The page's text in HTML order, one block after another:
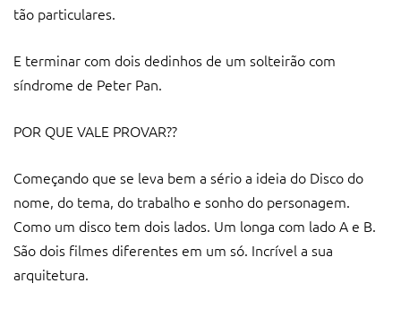
tão particulares.
E terminar com dois dedinhos de um solteirão com
síndrome de Peter Pan.
POR QUE VALE PROVAR??
Começando que se leva bem a sério a ideia do Disco do
nome, do tema, do trabalho e sonho do personagem.
Como um disco tem dois lados. Um longa com lado A e B.
São dois filmes diferentes em um só. Incrível a sua
arquitetura.